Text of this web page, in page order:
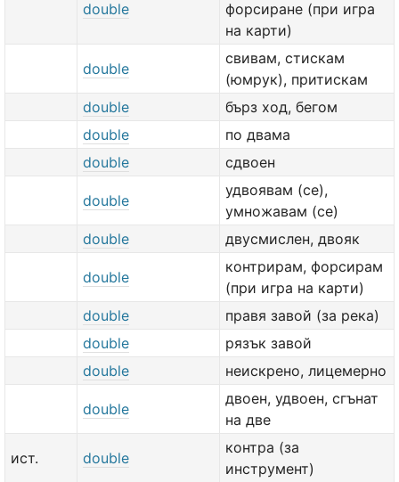
double
форсиране (при игра
на карти)
double
свивам, стискам
(юмрук), притискам
double
бърз ход, бегом
double
по двама
double
сдвоен
double
удвоявам (се),
умножавам (се)
double
двусмислен, двояк
double
контрирам, форсирам
(при игра на карти)
double
правя завой (за река)
double
рязък завой
double
неискрено, лицемерно
double
двоен, удвоен, сгънат
на две
ист. double
контра (за
инструмент)